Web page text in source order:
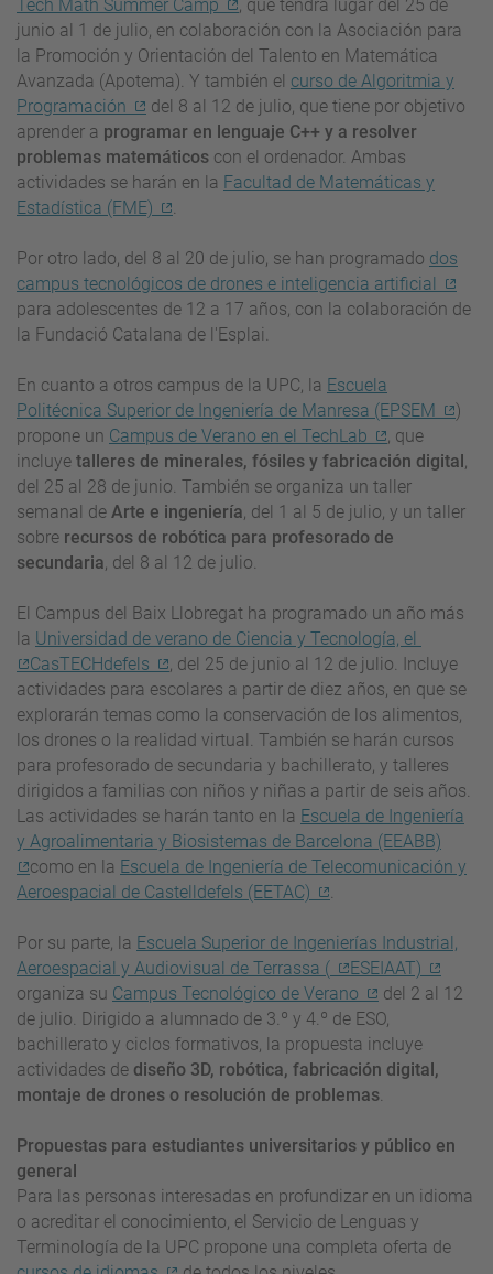
Tech Math Summer Camp
, que tendrá lugar del 25 de
junio al 1 de julio, en colaboración con la Asociación para
la Promoción y Orientación del Talento en Matemática
Avanzada (Apotema). Y también el curso de Algoritmia y
Programación
del 8 al 12 de julio, que tiene por objetivo
aprender a programar en lenguaje C++ y a resolver
problemas matemáticos con el ordenador. Ambas
actividades se harán en la Facultad de Matemáticas y
Estadística (FME)
.
Por otro lado, del 8 al 20 de julio, se han programado dos
campus tecnológicos de drones e inteligencia artificial
para adolescentes de 12 a 17 años, con la colaboración de
la Fundació Catalana de l'Esplai.
En cuanto a otros campus de la UPC, la Escuela
Politécnica Superior de Ingeniería de Manresa (EPSEM
)
propone un Campus de Verano en el TechLab , que
incluye talleres de minerales, fósiles y fabricación digital ,
del 25 al 28 de junio. También se organiza un taller
semanal de Arte e ingeniería, del 1 al 5 de julio, y un taller
sobre recursos de robótica para profesorado de
secundaria, del 8 al 12 de julio.
El Campus del Baix Llobregat ha programado un año más
la Universidad de verano de Ciencia y Tecnología, el
CasTECHdefels
, del 25 de junio al 12 de julio. Incluye
actividades para escolares a partir de diez años, en que se
explorarán temas como la conservación de los alimentos,
los drones o la realidad virtual. También se harán cursos
para profesorado de secundaria y bachillerato, y talleres
dirigidos a familias con niños y niñas a partir de seis años.
Las actividades se harán tanto en la Escuela de Ingeniería
y Agroalimentaria y Biosistemas de Barcelona (EEABB)
como en la Escuela de Ingeniería de Telecomunicación y
Aeroespacial de Castelldefels (EETAC)
.
Por su parte, la Escuela Superior de Ingenierías Industrial,
Aeroespacial y Audiovisual de Terrassa (
ESEIAAT)
organiza su Campus Tecnológico de Verano
del 2 al 12
de julio. Dirigido a alumnado de 3.º y 4.º de ESO,
bachillerato y ciclos formativos, la propuesta incluye
actividades de diseño 3D, robótica, fabricación digital,
montaje de drones o resolución de problemas.
Propuestas para estudiantes universitarios y público en
general
Para las personas interesadas en profundizar en un idioma
o acreditar el conocimiento, el Servicio de Lenguas y
Terminología de la UPC propone una completa oferta de